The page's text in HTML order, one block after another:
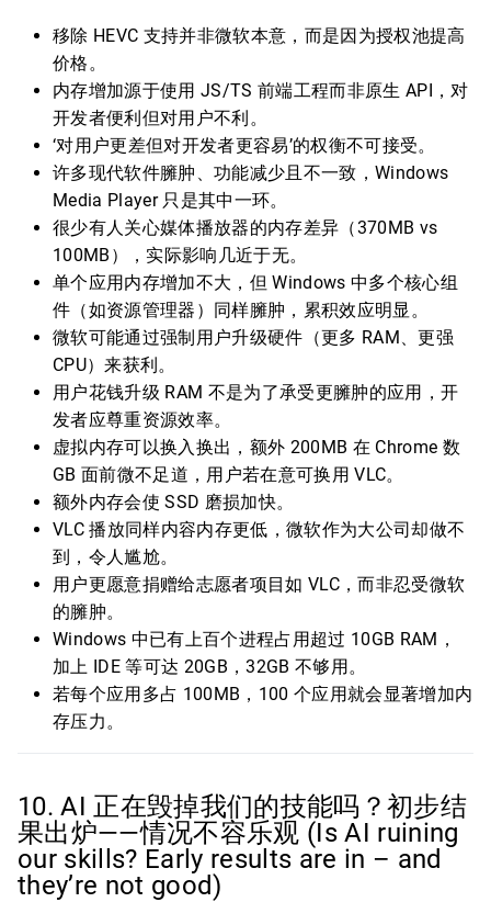
移除 HEVC 支持并非微软本意，而是因为授权池提高
价格。
内存增加源于使用 JS/TS 前端工程而非原生 API，对
开发者便利但对用户不利。
‘对用户更差但对开发者更容易’的权衡不可接受。
许多现代软件臃肿、功能减少且不一致，Windows
Media Player 只是其中一环。
很少有人关心媒体播放器的内存差异（370MB vs
100MB），实际影响几近于无。
单个应用内存增加不大，但 Windows 中多个核心组
件（如资源管理器）同样臃肿，累积效应明显。
微软可能通过强制用户升级硬件（更多 RAM、更强
CPU）来获利。
用户花钱升级 RAM 不是为了承受更臃肿的应用，开
发者应尊重资源效率。
虚拟内存可以换入换出，额外 200MB 在 Chrome 数
GB 面前微不足道，用户若在意可换用 VLC。
额外内存会使 SSD 磨损加快。
VLC 播放同样内容内存更低，微软作为大公司却做不
到，令人尴尬。
用户更愿意捐赠给志愿者项目如 VLC，而非忍受微软
的臃肿。
Windows 中已有上百个进程占用超过 10GB RAM，
加上 IDE 等可达 20GB，32GB 不够用。
若每个应用多占 100MB，100 个应用就会显著增加内
存压力。
10. AI 正在毁掉我们的技能吗？初步结
果出炉——情况不容乐观 (Is AI ruining
our skills? Early results are in – and
they’re not good)